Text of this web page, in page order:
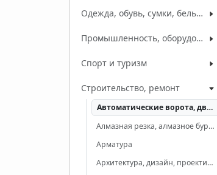
Одежда, обувь, сумки, белье, ткани
Промышленность, оборудование, сырье
Спорт и туризм
Строительство, ремонт
Автоматические ворота, двери, рольставни
Алмазная резка, алмазное бурение
Арматура
Архитектура, дизайн, проектирование